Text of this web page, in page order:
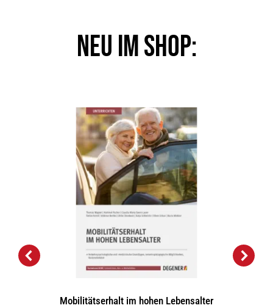
NEU im Shop:
Mobilitätserhalt im hohen Lebensalter